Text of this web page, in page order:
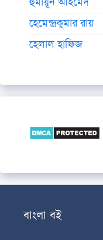
হেমেন্দ্রকুমার রায়
হেলাল হাফিজ
বাংলা বই